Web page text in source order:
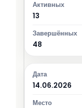
13
48
14.06.2026